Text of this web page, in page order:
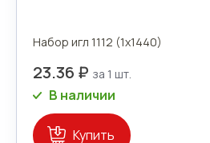
Набор игл 1112 (1х1440)
23.36 ₽
В наличии
Купить